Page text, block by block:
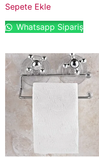
Sepete Ekle
Whatsapp Sipariş